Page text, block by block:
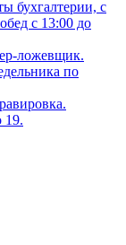
бухгалтерии, с
с 13:00 до
ложевщик.
по
19.